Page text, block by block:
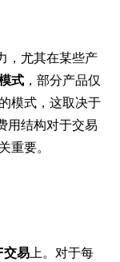
，尤其在某些产
式 ，部分产品仅
模式，这取决于
用结构对于交易
重要。
交易上。对于每